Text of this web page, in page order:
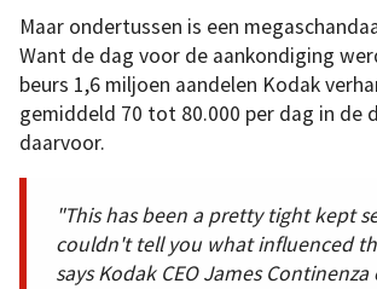
Maar ondertussen is een
Want de dag voor de aankondiging
beurs 1,6 miljoen aandelen Kodak
gemiddeld 70 tot 80.000 per dag in de
daarvoor.
"This has been a pretty tight kept
couldn't tell you what influenced
says Kodak CEO James